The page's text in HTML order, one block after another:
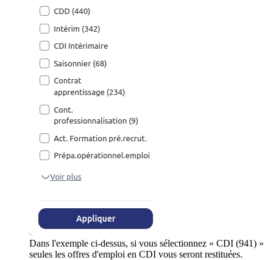
Dans l'exemple ci-dessus, si vous sélectionnez « CDI (941) »
seules les offres d'emploi en CDI vous seront restituées.